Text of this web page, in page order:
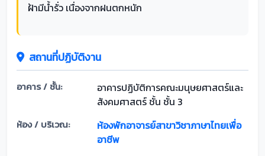
ฝ้ามีน้ำรั่ว เนื่องจากฝนตกหนัก
สถานที่ปฏิบัติงาน
อาคาร / ชั้น:
อาคารปฏิบัติการคณะมนุษยศาสตร์และ
สังคมศาสตร์ ชั้น ชั้น 3
ห้อง / บริเวณ:
ห้องพักอาจารย์สาขาวิชาภาษาไทยเพื่อ
อาชีพ